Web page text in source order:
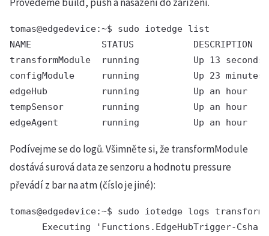
tomas@edgedevice:~$ sudo iotedge list
NAME             STATUS           DESCRIPTION
transformModule  running          Up 13 seconds
configModule     running          Up 23 minutes
edgeHub          running          Up an hour
tempSensor       running          Up an hour
edgeAgent        running          Up an hour
Podívejme se do logů. Všimněte si, že transformModule
dostává surová data ze senzoru a hodnotu pressure
převádí z bar na atm (číslo je jiné):
tomas@edgedevice:~$ sudo iotedge logs
Executing 'Functions.EdgeHubTrigger-